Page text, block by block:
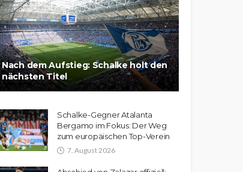
Nach dem Aufstieg: Schalke holt den
nächsten Titel
Schalke-Gegner Atalanta
Bergamo im Fokus: Der Weg
zum europäischen Top-Verein
7. August 2026